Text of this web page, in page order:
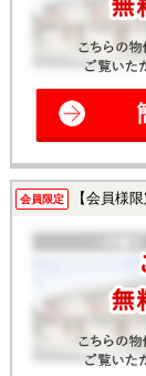
会員限定 【会員様